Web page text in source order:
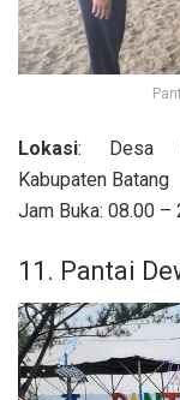
Lokasi: Desa
Kabupaten Batang
Jam Buka: 08.00 –
11. Pantai